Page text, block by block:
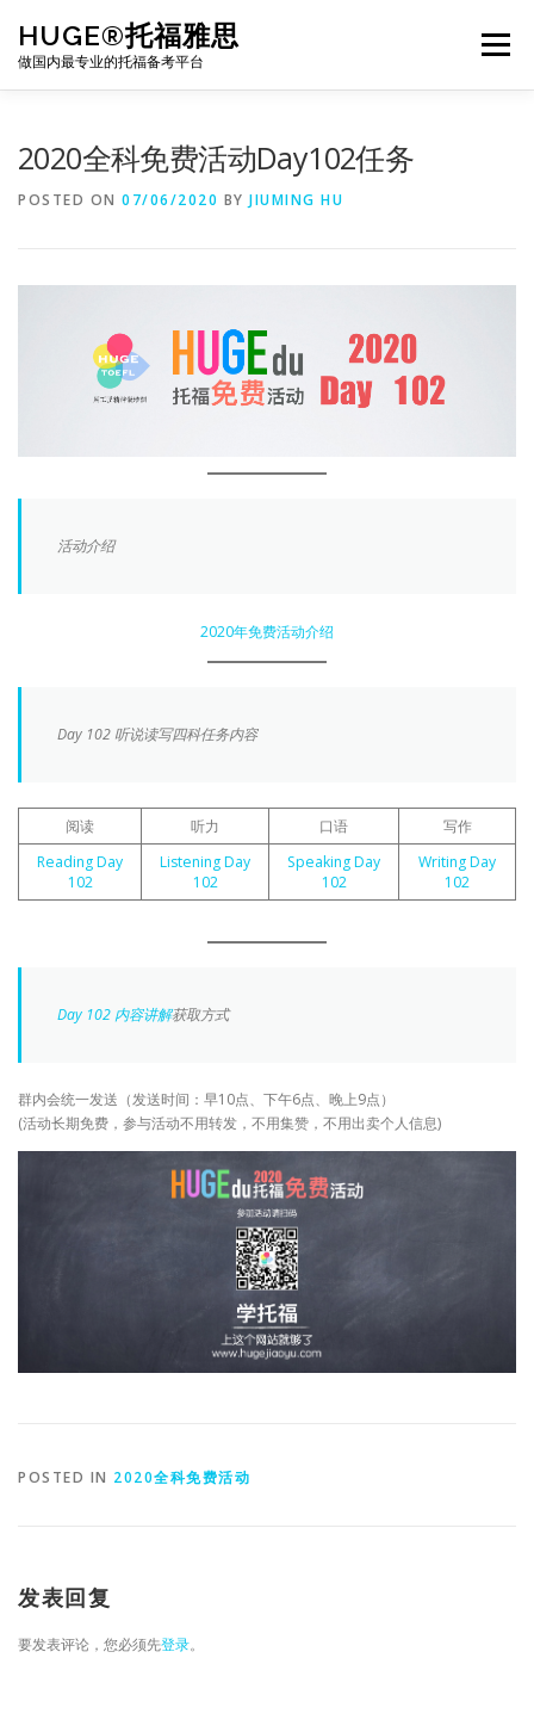
content
HUGE®托福雅思
做国内最专业的托福备考平台
Menu
2020全科免费活动Day102任务
POSTED ON 07/06/2020 BY JIUMING HU
活动介绍
2020年免费活动介绍
Day 102 听说读写四科任务内容
阅读 听力 口语
写作
Reading Day
102
Listening Day
102
Speaking Day
102
Writing Day
102
Day 102 内容讲解获取方式
群内会统一发送（发送时间：早10点、下午6点、晚上9点）
(活动长期免费，参与活动不用转发，不用集赞，不用出卖个人信息)
POSTED IN 2020全科免费活动
发表回复
要发表评论，您必须先登录。